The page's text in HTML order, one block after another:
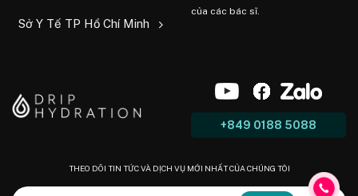
Sở Y Tế TP Hồ Chí Minh
của các bác sĩ.
+849 0188 5088
THEO DÕI TIN TỨC VÀ DỊCH VỤ MỚI NHẤT CỦA CHÚNG TÔI